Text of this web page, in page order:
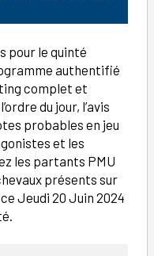
pour le quinté
authentifié
complet et
du jour, l’avis
probables en jeu
et les
les partants PMU
présents sur
Jeudi 20 Juin 2024